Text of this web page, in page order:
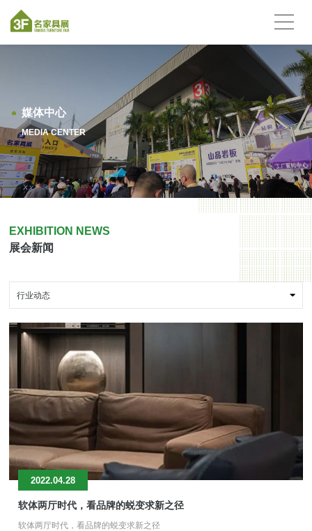
媒体中心
MEDIA CENTER
EXHIBITION NEWS
展会新闻
行业动态
2022.04.28
软体两厅时代，看品牌的蜕变求新之径
软体两厅时代，看品牌的蜕变求新之径